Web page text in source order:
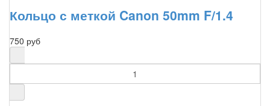
Кольцо с меткой Canon 50mm F/1.4
750 руб